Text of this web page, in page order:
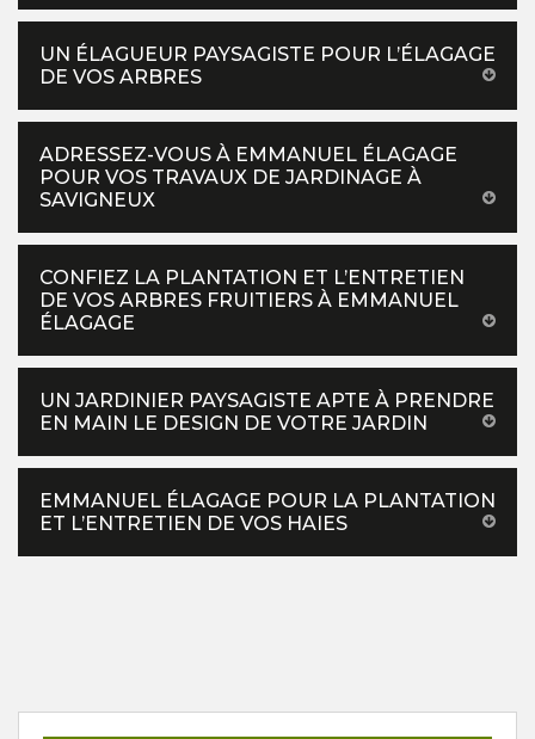
UN ÉLAGUEUR PAYSAGISTE POUR L’ÉLAGAGE
DE VOS ARBRES
ADRESSEZ-VOUS À EMMANUEL ÉLAGAGE
POUR VOS TRAVAUX DE JARDINAGE À
SAVIGNEUX
CONFIEZ LA PLANTATION ET L’ENTRETIEN
DE VOS ARBRES FRUITIERS À EMMANUEL
ÉLAGAGE
UN JARDINIER PAYSAGISTE APTE À PRENDRE
EN MAIN LE DESIGN DE VOTRE JARDIN
EMMANUEL ÉLAGAGE POUR LA PLANTATION
ET L’ENTRETIEN DE VOS HAIES